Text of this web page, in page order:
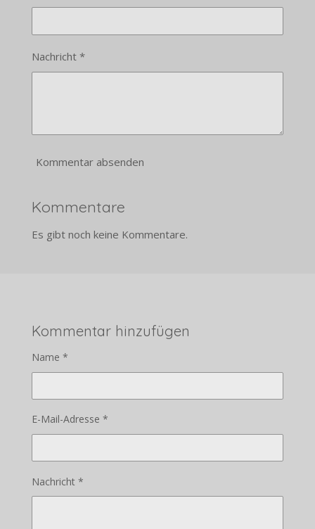
Nachricht *
Kommentar absenden
Kommentare
Es gibt noch keine Kommentare.
Kommentar hinzufügen
Name *
E-Mail-Adresse *
Nachricht *